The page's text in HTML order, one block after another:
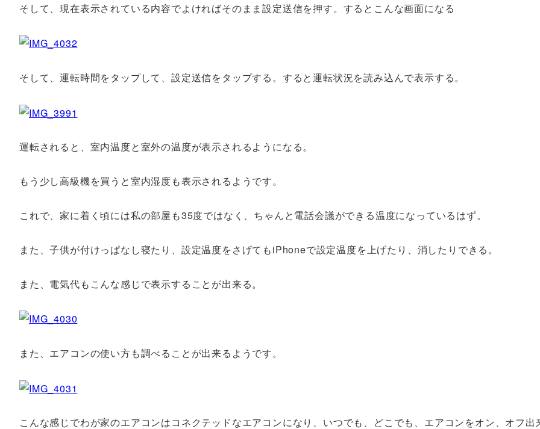
そして、現在表示されている内容でよければそのまま設定送信を押す。するとこんな画面になる
そして、運転時間をタップして、設定送信をタップする。すると運転状況を読み込んで表示する。
運転されると、室内温度と室外の温度が表示されるようになる。
もう少し高級機を買うと室内湿度も表示されるようです。
これで、家に着く頃には私の部屋も35度ではなく、ちゃんと電話会議ができる温度になっているはず。
また、子供が付けっぱなし寝たり、設定温度をさげてもiPhoneで設定温度を上げたり、消したりできる。
また、電気代もこんな感じで表示することが出来る。
また、エアコンの使い方も調べることが出来るようです。
こんな感じでわが家のエアコンはコネクテッドなエアコンになり、いつでも、どこでも、エアコンをオン、オフ出